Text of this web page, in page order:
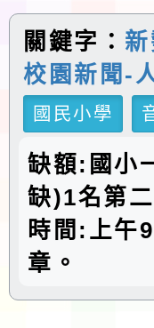
關鍵字：
校園新聞-
國民小學
缺額:國小
缺)1名第
時間:上午
章。